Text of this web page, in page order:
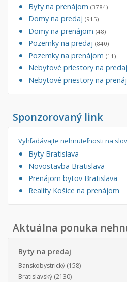
Byty na prenájom (3784)
Domy na predaj (915)
Domy na prenájom (48)
Pozemky na predaj (840)
Pozemky na prenájom (11)
Nebytové priestory na predaj
Nebytové priestory na
Sponzorovaný link
Vyhľadávajte nehnuteľnosti na
Byty Bratislava
Novostavba Bratislava
Prenájom bytov Bratislava
Reality Košice na prenájom
Aktuálna ponuka
Byty na predaj
Banskobystrický (158)
Bratislavský (2130)